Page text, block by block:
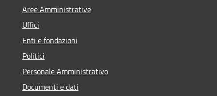
Aree Amministrative
Uffici
Enti e fondazioni
Politici
Personale Amministrativo
Documenti e dati